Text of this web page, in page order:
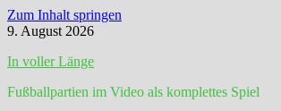
Zum Inhalt springen
9. August 2026
In voller Länge
Fußballpartien im Video als komplettes Spiel